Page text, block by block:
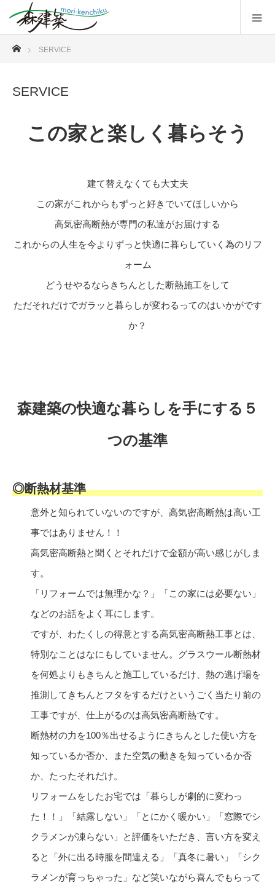
ホーム
SERVICE
SERVICE
この家と楽しく暮らそう
建て替えなくても大丈夫
この家がこれからもずっと好きでいてほしいから
高気密高断熱が専門の私達がお届けする
これからの人生を今よりずっと快適に暮らしていく為のリフ
ォーム
どうせやるならきちんとした断熱施工をして
ただそれだけでガラッと暮らしが変わるってのはいかがです
か？
森建築の快適な暮らしを手にする５
つの基準
◎断熱材基準
意外と知られていないのですが、高気密高断熱は高い工
事ではありません！！
高気密高断熱と聞くとそれだけで金額が高い感じがしま
す。
「リフォームでは無理かな？」「この家には必要ない」
などのお話をよく耳にします。
ですが、わたくしの得意とする高気密高断熱工事とは、
特別なことはなにもしていません。グラスウール断熱材
を何処よりもきちんと施工しているだけ、熱の逃げ場を
推測してきちんとフタをするだけというごく当たり前の
工事ですが、仕上がるのは高気密高断熱です。
断熱材の力を100％出せるようにきちんとした使い方を
知っているか否か、また空気の動きを知っているか否
か、たったそれだけ。
リフォームをしたお宅では「暮らしが劇的に変わっ
た！！」「結露しない」「とにかく暖かい」「窓際でシ
クラメンが凍らない」と評価をいただき、言い方を変え
ると「外に出る時服を間違える」「真冬に暑い」「シク
ラメンが育っちゃった」など笑いながら喜んでもらって